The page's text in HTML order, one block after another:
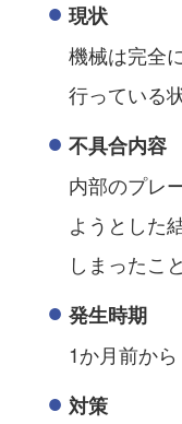
現状
機械は完全
行っている
不具合内容
内部のプレ
ようとした
しまったこ
発生時期
1か月前から
対策